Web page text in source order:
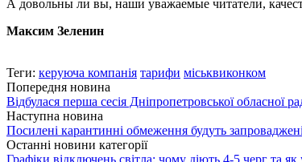
А довольны ли вы, наши уважаемые читатели,
Максим Зеленин
Теги: керуюча компанія тарифи міськвиконком
Попередня новина
Відбулася перша сесія Дніпропетровської обласної
Наступна новина
Посилені карантинні обмеження будуть
Останні новини категорії
Графіки відключень світла: чому діють 4-5 черг та